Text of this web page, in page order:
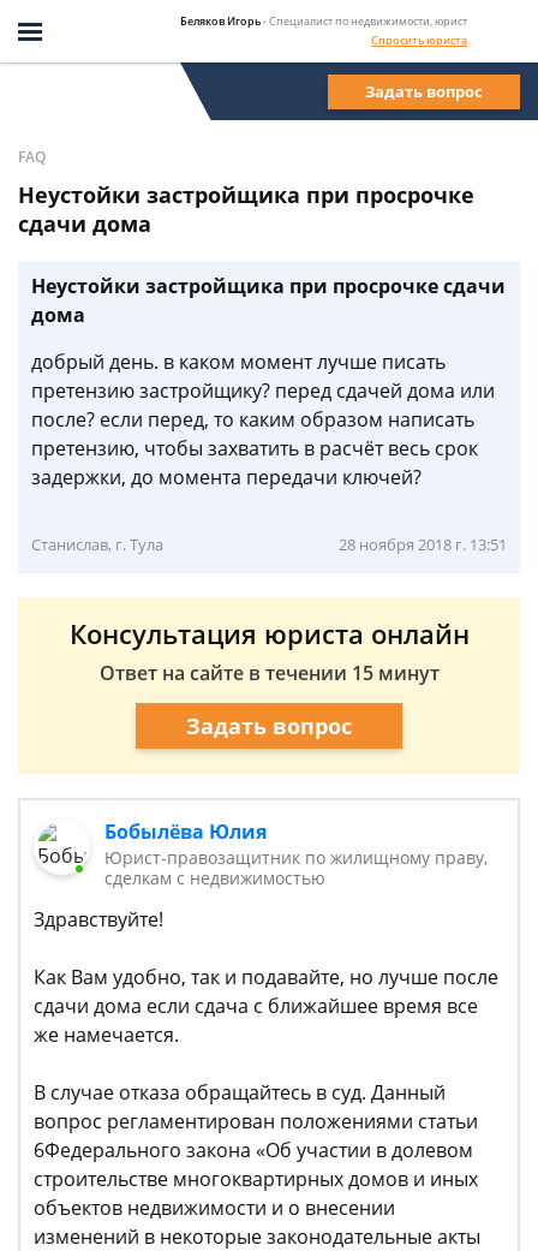
Беляков Игорь- Специалист по недвижимости, юрист
Спросить юриста
Задать вопрос
FAQ
Неустойки застройщика при просрочке
сдачи дома
Неустойки застройщика при просрочке сдачи
дома
добрый день. в каком момент лучше писать
претензию застройщику? перед сдачей дома или
после? если перед, то каким образом написать
претензию, чтобы захватить в расчёт весь срок
задержки, до момента передачи ключей?
Станислав, г. Тула 28 ноября 2018 г. 13:51
Консультация юриста онлайн
Ответ на сайте в течении 15 минут
Задать вопрос
Бобылёва Юлия
Юрист-правозащитник по жилищному праву,
сделкам с недвижимостью
Здравствуйте!
Как Вам удобно, так и подавайте, но лучше после
сдачи дома если сдача с ближайшее время все
же намечается.
В случае отказа обращайтесь в суд. Данный
вопрос регламентирован положениями статьи
6Федерального закона «Об участии в долевом
строительстве многоквартирных домов и иных
объектов недвижимости и о внесении
изменений в некоторые законодательные акты